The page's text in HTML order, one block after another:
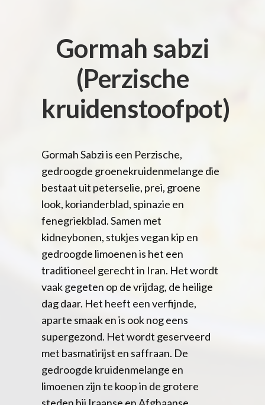
Gormah sabzi
(Perzische
kruidenstoofpot)
Gormah Sabzi is een Perzische,
gedroogde groenekruidenmelange die
bestaat uit peterselie, prei, groene
look, korianderblad, spinazie en
fenegriekblad. Samen met
kidneybonen, stukjes vegan kip en
gedroogde limoenen is het een
traditioneel gerecht in Iran. Het wordt
vaak gegeten op de vrijdag, de heilige
dag daar. Het heeft een verfijnde,
aparte smaak en is ook nog eens
supergezond. Het wordt geserveerd
met basmatirijst en saffraan. De
gedroogde kruidenmelange en
limoenen zijn te koop in de grotere